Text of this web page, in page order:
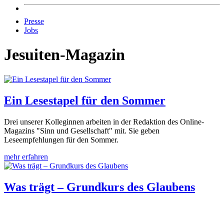
Presse
Jobs
Jesuiten-Magazin
Ein Lesestapel für den Sommer
Drei unserer Kolleginnen arbeiten in der Redaktion des Online-
Magazins "Sinn und Gesellschaft" mit. Sie geben
Leseempfehlungen für den Sommer.
mehr erfahren
Was trägt – Grundkurs des Glaubens